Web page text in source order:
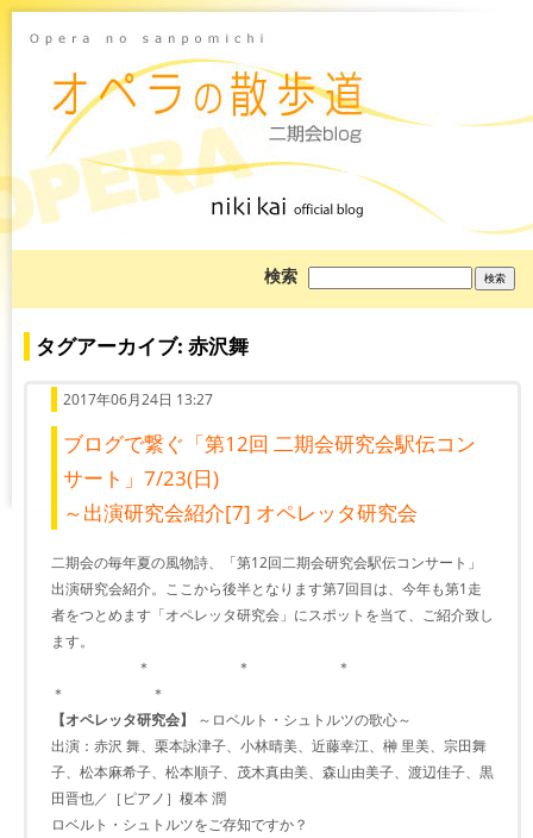
検索
を
タグアーカイブ: 赤沢舞
2017年06月24日 13:27
ブログで繋ぐ「第12回 二期会研究会駅伝コン
サート」7/23(日)
～出演研究会紹介[7] オペレッタ研究会
二期会の毎年夏の風物詩、「第12回二期会研究会駅伝コンサート」
出演研究会紹介。ここから後半となります第7回目は、今年も第1走
者をつとめます「オペレッタ研究会」にスポットを当て、ご紹介致し
ます。
＊ ＊ ＊
＊ ＊
【オペレッタ研究会】
～ロベルト・シュトルツの歌心～
出演：赤沢 舞、栗本詠津子、小林晴美、近藤幸江、榊 里美、宗田舞
子、松本麻希子、松本順子、茂木真由美、森山由美子、渡辺佳子、黒
田晋也／［ピアノ］榎本 潤
ロベルト・シュトルツをご存知ですか？